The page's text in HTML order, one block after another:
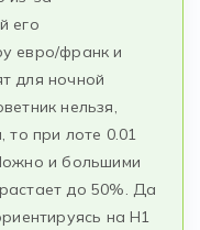
его
евро/франк и
для ночной
нельзя,
то при лоте 0.01
и большими
до 50%. Да
на H1